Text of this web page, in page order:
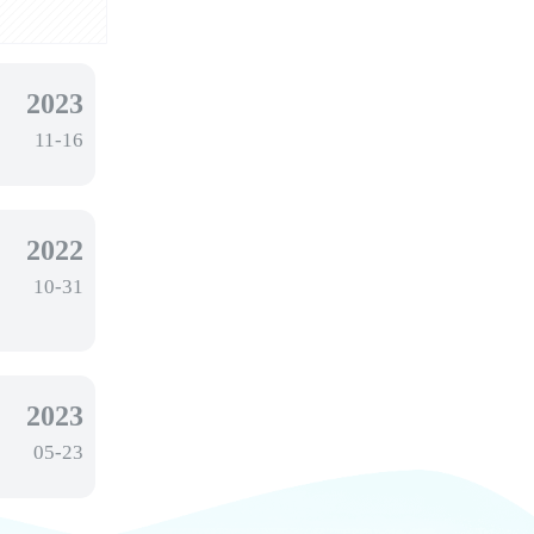
2023
11-16
2022
10-31
2023
05-23